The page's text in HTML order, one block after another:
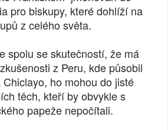
pro biskupy, které dohlíží na
z celého světa.
spolu se skutečností, že má
z Peru, kde působil
ho mohou do jisté
těch, kteří by obvykle s
papeže nepočítali.